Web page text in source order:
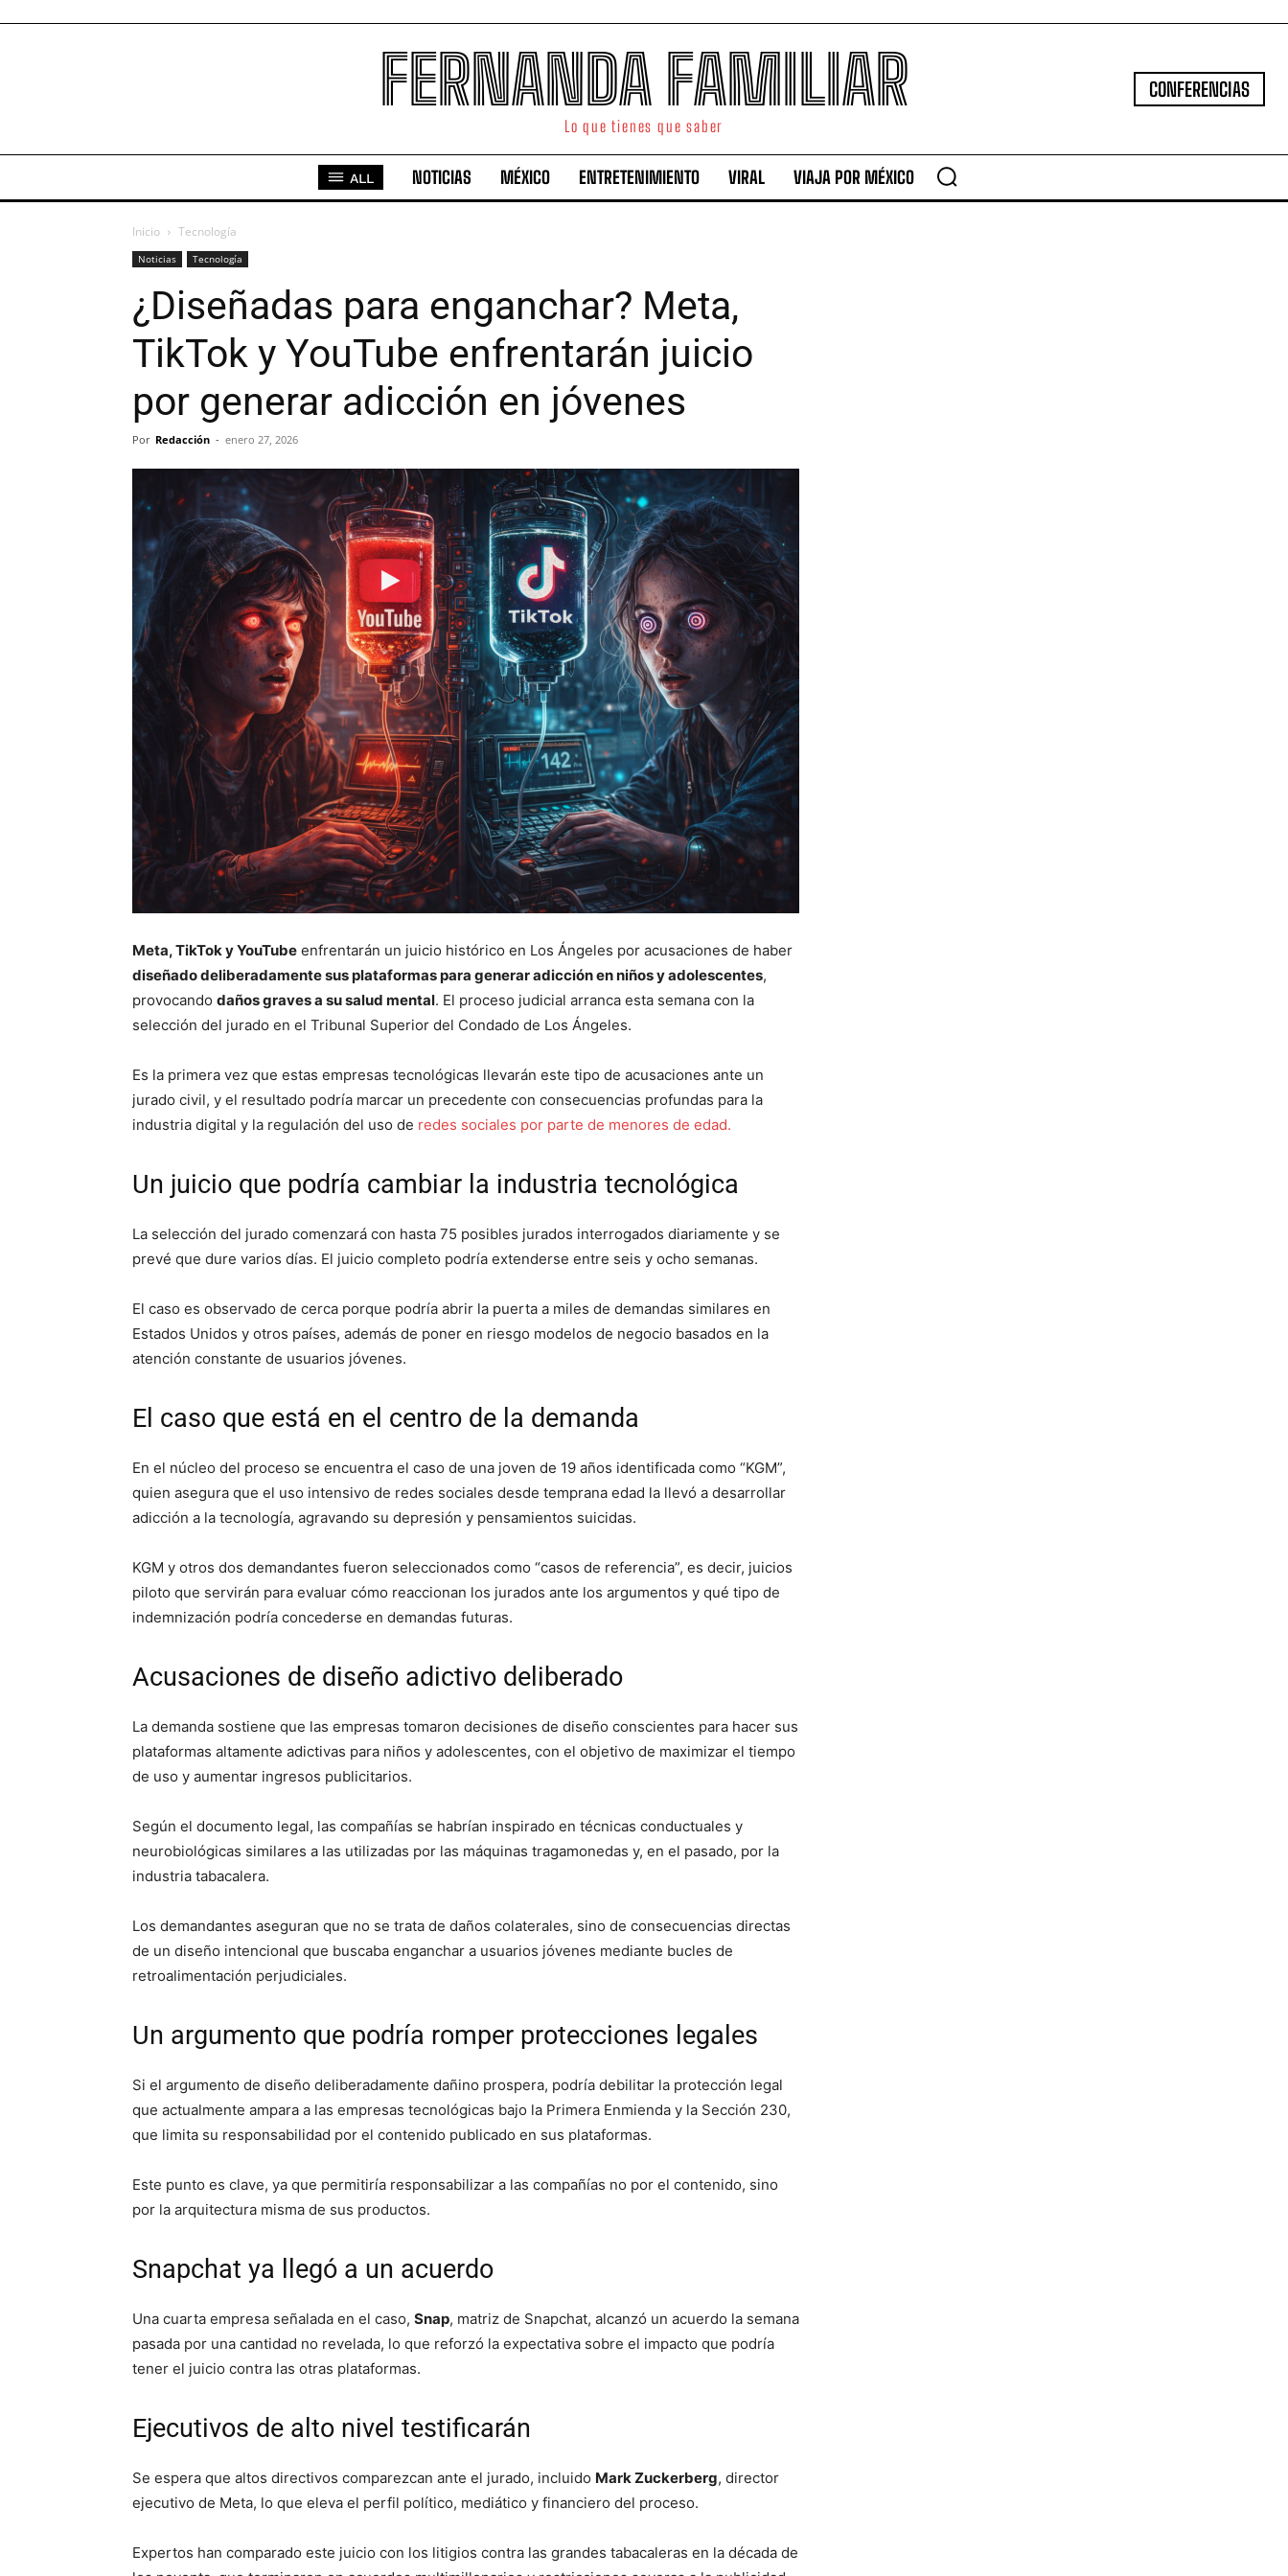
FERNANDA FAMILIAR
Lo que tienes que saber
CONFERENCIAS
ALL NOTICIAS MÉXICO ENTRETENIMIENTO VIRAL VIAJA POR MÉXICO
Inicio Tecnología
Noticias Tecnología
¿Diseñadas para enganchar? Meta,
TikTok y YouTube enfrentarán juicio
por generar adicción en jóvenes
Por Redacción - enero 27, 2026
Meta, TikTok y YouTube enfrentarán un juicio histórico en Los Ángeles por acusaciones de haber
diseñado deliberadamente sus plataformas para generar adicción en niños y adolescentes,
provocando daños graves a su salud mental. El proceso judicial arranca esta semana con la
selección del jurado en el Tribunal Superior del Condado de Los Ángeles.
Es la primera vez que estas empresas tecnológicas llevarán este tipo de acusaciones ante un
jurado civil, y el resultado podría marcar un precedente con consecuencias profundas para la
industria digital y la regulación del uso de redes sociales por parte de menores de edad.
Un juicio que podría cambiar la industria tecnológica
La selección del jurado comenzará con hasta 75 posibles jurados interrogados diariamente y se
prevé que dure varios días. El juicio completo podría extenderse entre seis y ocho semanas.
El caso es observado de cerca porque podría abrir la puerta a miles de demandas similares en
Estados Unidos y otros países, además de poner en riesgo modelos de negocio basados en la
atención constante de usuarios jóvenes.
El caso que está en el centro de la demanda
En el núcleo del proceso se encuentra el caso de una joven de 19 años identificada como “KGM”,
quien asegura que el uso intensivo de redes sociales desde temprana edad la llevó a desarrollar
adicción a la tecnología, agravando su depresión y pensamientos suicidas.
KGM y otros dos demandantes fueron seleccionados como “casos de referencia”, es decir, juicios
piloto que servirán para evaluar cómo reaccionan los jurados ante los argumentos y qué tipo de
indemnización podría concederse en demandas futuras.
Acusaciones de diseño adictivo deliberado
La demanda sostiene que las empresas tomaron decisiones de diseño conscientes para hacer sus
plataformas altamente adictivas para niños y adolescentes, con el objetivo de maximizar el tiempo
de uso y aumentar ingresos publicitarios.
Según el documento legal, las compañías se habrían inspirado en técnicas conductuales y
neurobiológicas similares a las utilizadas por las máquinas tragamonedas y, en el pasado, por la
industria tabacalera.
Los demandantes aseguran que no se trata de daños colaterales, sino de consecuencias directas
de un diseño intencional que buscaba enganchar a usuarios jóvenes mediante bucles de
retroalimentación perjudiciales.
Un argumento que podría romper protecciones legales
Si el argumento de diseño deliberadamente dañino prospera, podría debilitar la protección legal
que actualmente ampara a las empresas tecnológicas bajo la Primera Enmienda y la Sección 230,
que limita su responsabilidad por el contenido publicado en sus plataformas.
Este punto es clave, ya que permitiría responsabilizar a las compañías no por el contenido, sino
por la arquitectura misma de sus productos.
Snapchat ya llegó a un acuerdo
Una cuarta empresa señalada en el caso, Snap, matriz de Snapchat, alcanzó un acuerdo la semana
pasada por una cantidad no revelada, lo que reforzó la expectativa sobre el impacto que podría
tener el juicio contra las otras plataformas.
Ejecutivos de alto nivel testificarán
Se espera que altos directivos comparezcan ante el jurado, incluido Mark Zuckerberg, director
ejecutivo de Meta, lo que eleva el perfil político, mediático y financiero del proceso.
Expertos han comparado este juicio con los litigios contra las grandes tabacaleras en la década de